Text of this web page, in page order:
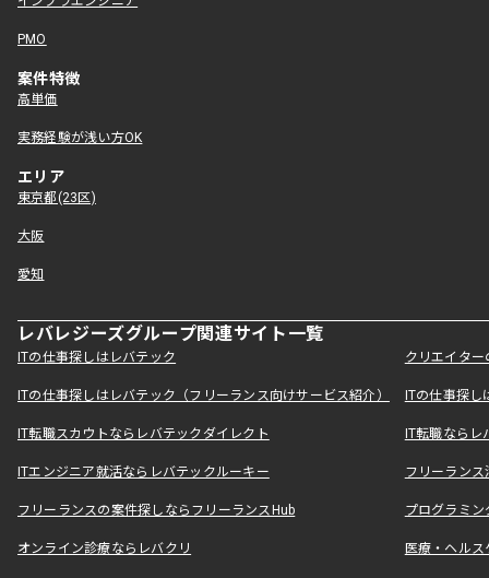
PMO
案件特徴
高単価
実務経験が浅い方OK
エリア
東京都(23区)
大阪
愛知
レバレジーズグループ関連サイト一覧
ITの仕事探しはレバテック クリエイタ
ITの仕事探しはレバテック（フリーランス向けサービス紹介） ITの仕事探
IT転職スカウトならレバテックダイレクト IT転職なら
ITエンジニア就活ならレバテックルーキー フリーラン
フリーランスの案件探しならフリーランスHub プログラミ
オンライン診療ならレバクリ 医療・ヘル